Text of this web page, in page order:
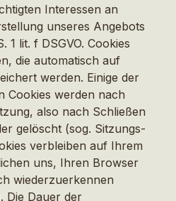
Interessen an
unseres Angebots
1 lit. f DSGVO. Cookies
die automatisch auf
werden. Einige der
Cookies werden nach
also nach Schließen
gelöscht (sog. Sitzungs-
verbleiben auf Ihrem
uns, Ihren Browser
wiederzuerkennen
Die Dauer der